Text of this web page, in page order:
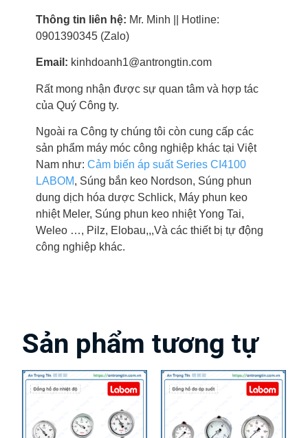
Thông tin liên hệ: Mr. Minh || Hotline:
0901390345 (Zalo)
Email: kinhdoanh1@antrongtin.com
Rất mong nhận được sự quan tâm và hợp tác
của Quý Công ty.
Ngoài ra Công ty chúng tôi còn cung cấp các
sản phẩm máy móc công nghiệp khác tại Việt
Nam như: Cảm biến áp suất Series CI4100
LABOM, Súng bắn keo Nordson, Súng phun
dung dịch hóa dược Schlick, Máy phun keo
nhiệt Meler, Súng phun keo nhiệt Yong Tai,
Weleo …, Pilz, Elobau,,,Và các thiết bị tự động
công nghiệp khác.
Sản phẩm tương tự